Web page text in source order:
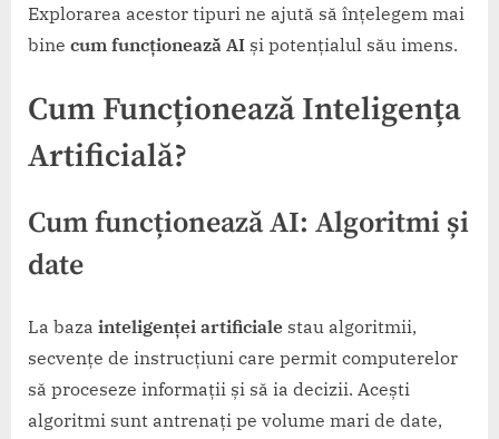
Explorarea acestor tipuri ne ajută să înțelegem mai
bine cum funcționează AI și potențialul său imens.
Cum Funcționează Inteligența
Artificială?
Cum funcționează AI: Algoritmi și
date
La baza inteligenței artificiale stau algoritmii,
secvențe de instrucțiuni care permit computerelor
să proceseze informații și să ia decizii. Acești
algoritmi sunt antrenați pe volume mari de date,